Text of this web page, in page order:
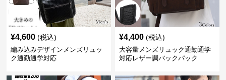
¥4,600 (税込)
編み込みデザインメンズリュッ
ク通勤通学対応
¥4,400 (税込)
大容量メンズリュック通勤通学
対応レザー調バックパック